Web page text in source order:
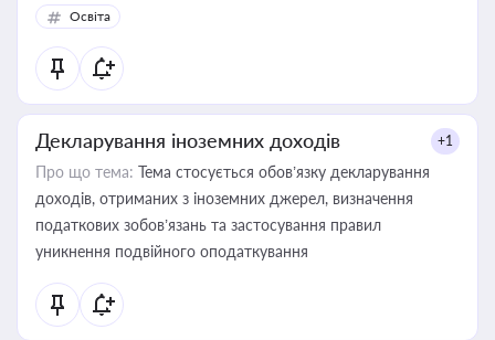
Освіта
Декларування іноземних доходів +1
Про що тема: Тема стосується обов’язку декларування
доходів, отриманих з іноземних джерел, визначення
податкових зобов’язань та застосування правил
уникнення подвійного оподаткування